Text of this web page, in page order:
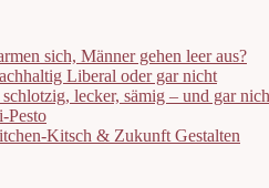
sich, Männer gehen leer aus?
Liberal oder gar nicht
lecker, sämig – und gar
Pesto
Kitsch & Zukunft Gestalten